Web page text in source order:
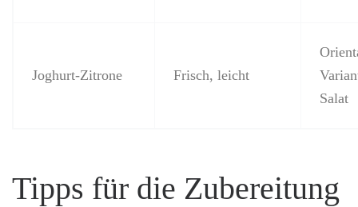
Joghurt-Zitrone Frisch, leicht
Salat
Tipps für die Zubereitung